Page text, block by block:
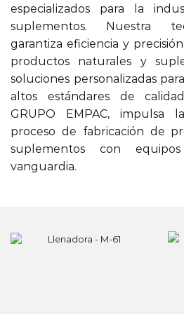
especializados para la
suplementos. Nuestra
garantiza eficiencia y
productos naturales y
soluciones personalizadas
altos estándares de
GRUPO EMPAC, impulsa
proceso de fabricación de
suplementos con
vanguardia.